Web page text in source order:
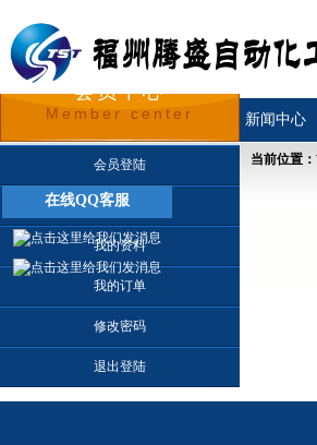
首页 关于我们 新闻中心
会员中心
Member center
会员登陆
会员注册
我的资料
我的订单
修改密码
退出登陆
当前位置：
在线QQ客服